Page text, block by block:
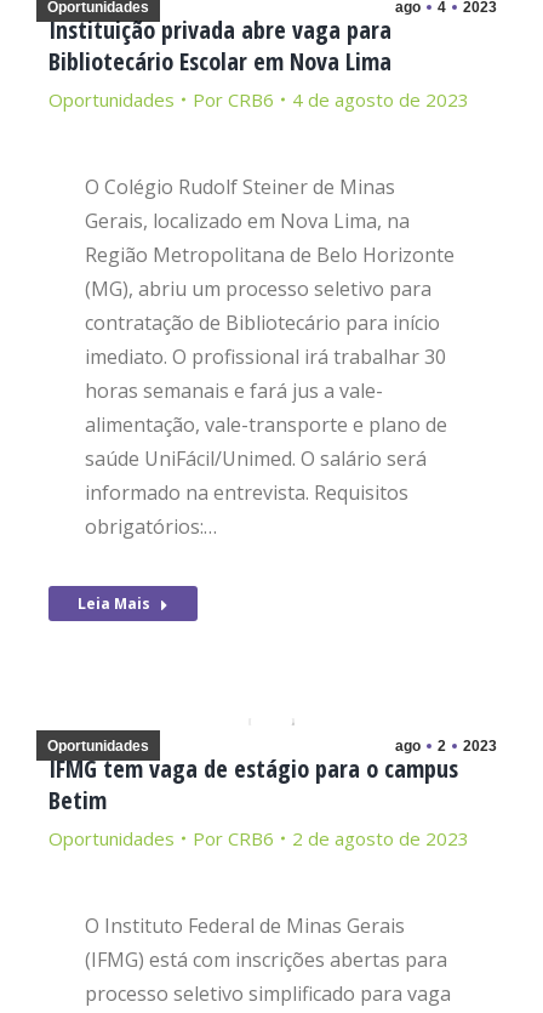
ago 4 2023
Oportunidades
Instituição privada abre vaga para
Bibliotecário Escolar em Nova Lima
Oportunidades Por CRB6 4 de agosto de 2023
O Colégio Rudolf Steiner de Minas
Gerais, localizado em Nova Lima, na
Região Metropolitana de Belo Horizonte
(MG), abriu um processo seletivo para
contratação de Bibliotecário para início
imediato. O profissional irá trabalhar 30
horas semanais e fará jus a vale-
alimentação, vale-transporte e plano de
saúde UniFácil/Unimed. O salário será
informado na entrevista. Requisitos
obrigatórios:…
Leia Mais
ago 2 2023
Oportunidades
IFMG tem vaga de estágio para o campus
Betim
Oportunidades Por CRB6 2 de agosto de 2023
O Instituto Federal de Minas Gerais
(IFMG) está com inscrições abertas para
processo seletivo simplificado para vaga